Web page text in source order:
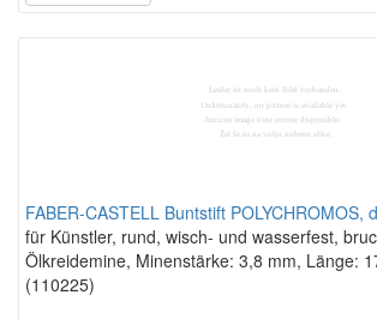
FABER-CASTELL Buntstift POLYCHROMOS,
für Künstler, rund, wisch- und wasserfest,
Ölkreidemine, Minenstärke: 3,8 mm, Länge:
(110225)